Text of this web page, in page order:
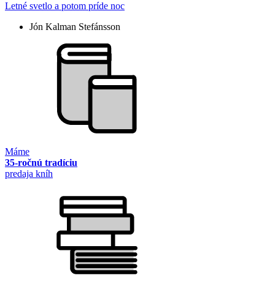
Letné svetlo a potom príde noc
Jón Kalman Stefánsson
Máme
35-ročnú tradíciu
predaja kníh